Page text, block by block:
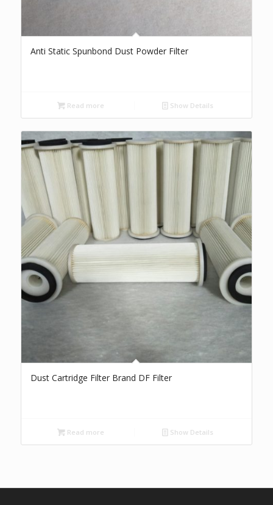
Anti Static Spunbond Dust Powder Filter
Read more Show Details
Dust Cartridge Filter Brand DF Filter
Read more Show Details